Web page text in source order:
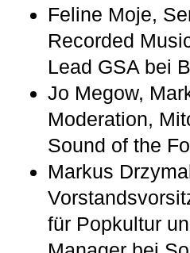
Feline Moje,
Recorded
Lead GSA bei
Jo Megow,
Moderation,
Sound of the
Markus
für Popkultur